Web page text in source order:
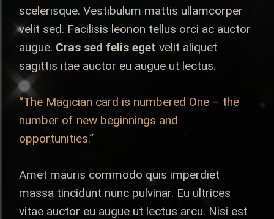
scelerisque. Vestibulum mattis ullamcorper
velit sed. Facilisis leonon tellus orci ac auctor
augue. Cras sed felis eget velit aliquet
sagittis itae auctor eu augue ut lectus.
“The Magician card is numbered One – the
number of new beginnings and
opportunities.“
Amet mauris commodo quis imperdiet
massa tincidunt nunc pulvinar. Eu ultrices
vitae auctor eu augue ut lectus arcu. Nisi est